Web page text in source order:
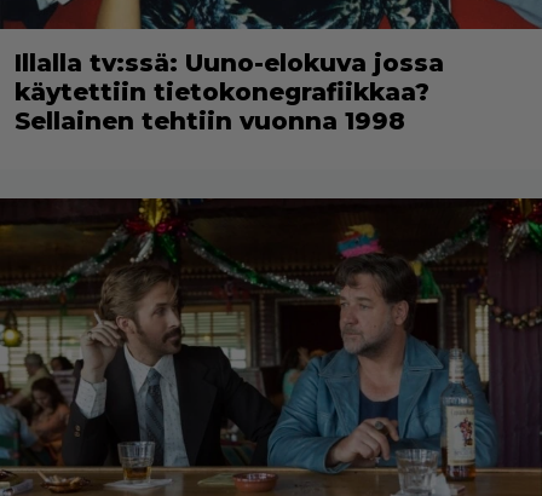
Illalla tv:ssä: Uuno-elokuva jossa
käytettiin tietokonegrafiikkaa?
Sellainen tehtiin vuonna 1998